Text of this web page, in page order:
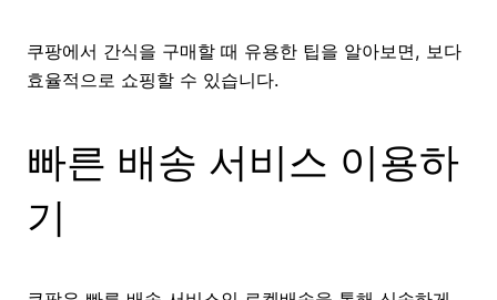
쿠팡에서 간식을 구매할 때 유용한 팁을 알아보면, 보다
효율적으로 쇼핑할 수 있습니다.
빠른 배송 서비스 이용하
기